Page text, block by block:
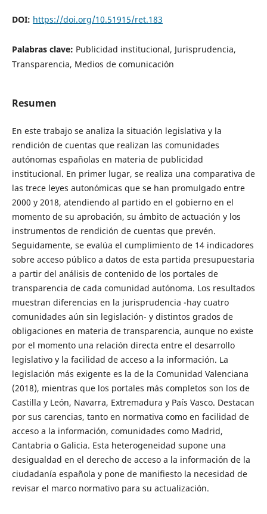
DOI: https://doi.org/10.51915/ret.183
Palabras clave: Publicidad institucional, Jurisprudencia,
Transparencia, Medios de comunicación
Resumen
En este trabajo se analiza la situación legislativa y la
rendición de cuentas que realizan las comunidades
autónomas españolas en materia de publicidad
institucional. En primer lugar, se realiza una comparativa de
las trece leyes autonómicas que se han promulgado entre
2000 y 2018, atendiendo al partido en el gobierno en el
momento de su aprobación, su ámbito de actuación y los
instrumentos de rendición de cuentas que prevén.
Seguidamente, se evalúa el cumplimiento de 14 indicadores
sobre acceso público a datos de esta partida presupuestaria
a partir del análisis de contenido de los portales de
transparencia de cada comunidad autónoma. Los resultados
muestran diferencias en la jurisprudencia -hay cuatro
comunidades aún sin legislación- y distintos grados de
obligaciones en materia de transparencia, aunque no existe
por el momento una relación directa entre el desarrollo
legislativo y la facilidad de acceso a la información. La
legislación más exigente es la de la Comunidad Valenciana
(2018), mientras que los portales más completos son los de
Castilla y León, Navarra, Extremadura y País Vasco. Destacan
por sus carencias, tanto en normativa como en facilidad de
acceso a la información, comunidades como Madrid,
Cantabria o Galicia. Esta heterogeneidad supone una
desigualdad en el derecho de acceso a la información de la
ciudadanía española y pone de manifiesto la necesidad de
revisar el marco normativo para su actualización.